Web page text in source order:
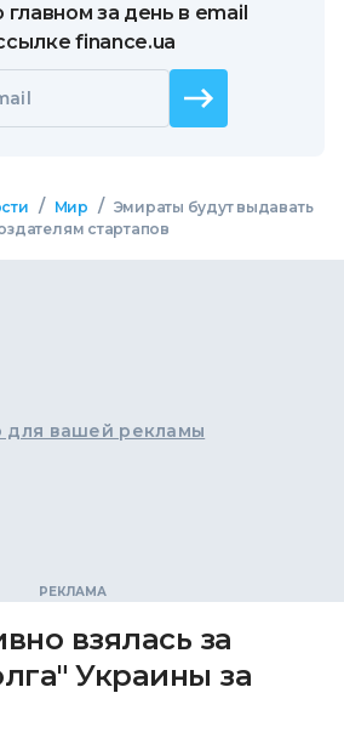
главном за день в email
finance.ua
/ Мир / Эмираты будут выдавать
стартапов
для вашей рекламы
взялась за
Украины за